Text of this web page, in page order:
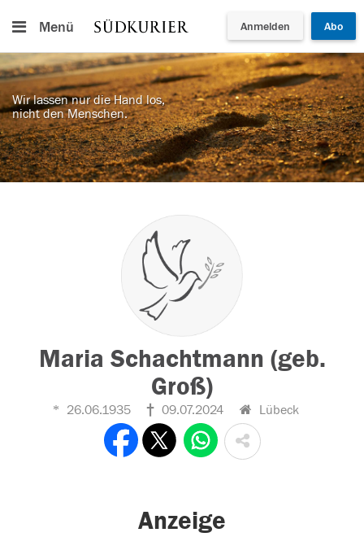
Menü Anmelden Abo
Wir lassen nur die Hand los,
nicht den Menschen.
Maria Schachtmann (geb.
Groß)
26.06.1935 09.07.2024 Lübeck
Anzeige